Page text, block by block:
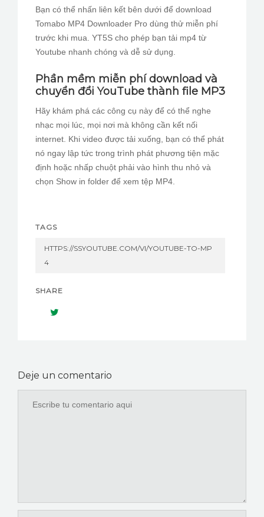
Bạn có thể nhấn liên kết bên dưới để download
Tomabo MP4 Downloader Pro dùng thử miễn phí
trước khi mua. YT5S cho phép bạn tải mp4 từ
Youtube nhanh chóng và dễ sử dụng.
Phần mềm miễn phí download và
chuyển đổi YouTube thành file MP3
Hãy khám phá các công cụ này để có thể nghe
nhạc mọi lúc, mọi nơi mà không cần kết nối
internet. Khi video được tải xuống, bạn có thể phát
nó ngay lập tức trong trình phát phương tiện mặc
định hoặc nhấp chuột phải vào hình thu nhỏ và
chọn Show in folder để xem tệp MP4.
TAGS
HTTPS://SSYOUTUBE.COM/VI/YOUTUBE-TO-MP
4
SHARE
Deje un comentario